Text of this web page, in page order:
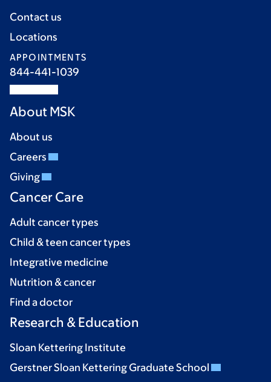
Contact us
Locations
APPOINTMENTS
844-441-1039
About MSK
About us
Careers
Giving
Cancer Care
Adult cancer types
Child & teen cancer types
Integrative medicine
Nutrition & cancer
Find a doctor
Research & Education
Sloan Kettering Institute
Gerstner Sloan Kettering Graduate School